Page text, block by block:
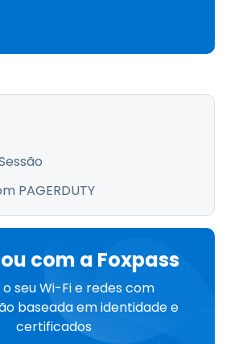
าไทย
PAGERDUTY
com a Foxpass
seu Wi-Fi e redes com
baseada em identidade e
certificados